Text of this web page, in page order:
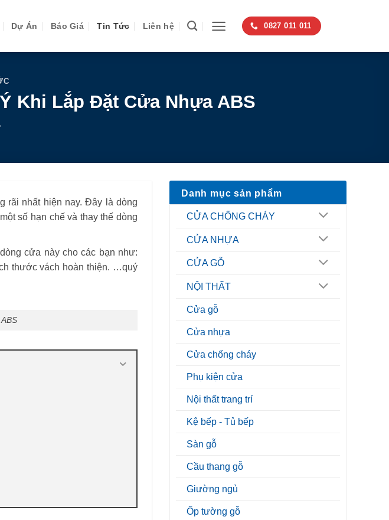
Dự Án Báo Giá Tin Tức Liên hệ 0827 011 011
Khi Lắp Đặt Cửa Nhựa ABS
rãi nhất hiện nay. Đây là dòng
số hạn chế và thay thế dòng
cửa này cho các bạn như:
thước vách hoàn thiện. …quý
Danh mục sản phẩm
CỬA CHỐNG CHÁY
CỬA NHỰA
CỬA GỖ
NỘI THẤT
Cửa gỗ
Cửa nhựa
Cửa chống cháy
Phụ kiện cửa
Nội thất trang trí
Kệ bếp - Tủ bếp
Sàn gỗ
Cầu thang gỗ
Giường ngủ
Ốp tường gỗ